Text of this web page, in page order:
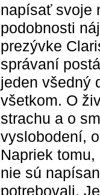
napísať svoje
podobnosti
prezývke
správaní
jeden všedný
všetkom. O
strachu a o
vyslobodení,
Napriek
nie sú
potrebovali.